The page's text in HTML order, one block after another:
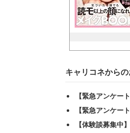
キャリコネから
【緊急アンケー
【緊急アンケー
【体験談募集中